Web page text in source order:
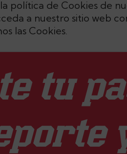
política de Cookies de
a nuestro sitio web
las Cookies.
tu